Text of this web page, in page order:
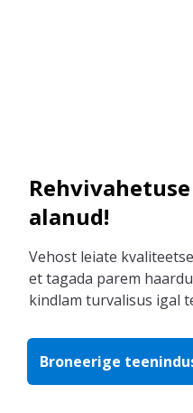
alanud!
Vehost leiate
et tagada parem
kindlam turvalisus igal
Broneerige